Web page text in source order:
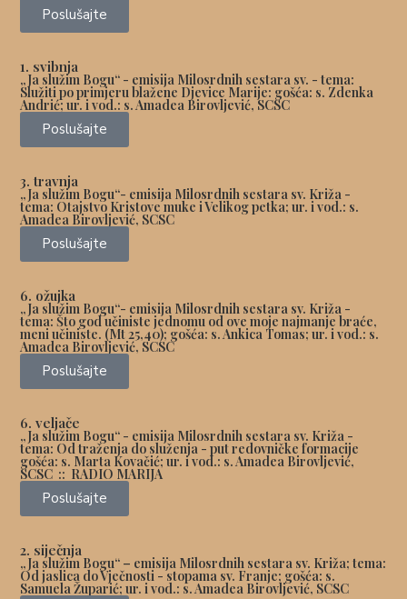
Poslušajte
1. svibnja
„Ja služim Bogu“ - emisija Milosrdnih sestara sv. - tema:
Služiti po primjeru blažene Djevice Marije: gošća: s. Zdenka
Andrić; ur. i vod.: s. Amadea Birovljević, SCSC
Poslušajte
3. travnja
„Ja služim Bogu“- emisija Milosrdnih sestara sv. Križa -
tema: Otajstvo Kristove muke i Velikog petka; ur. i vod.: s.
Amadea Birovljević, SCSC
Poslušajte
6. ožujka
„Ja služim Bogu“- emisija Milosrdnih sestara sv. Križa -
tema: Što god učiniste jednomu od ove moje najmanje braće,
meni učiniste. (Mt 25,40); gošća: s. Ankica Tomas;ur. i vod.: s.
Amadea Birovljević, SCSC
Poslušajte
6. veljače
„Ja služim Bogu“ - emisija Milosrdnih sestara sv. Križa -
tema: Od traženja do služenja - put redovničke formacije
gošća: s. Marta Kovačić; ur. i vod.: s. Amadea Birovljević,
SCSC :: RADIO MARIJA
Poslušajte
2. siječnja
„Ja služim Bogu“ – emisija Milosrdnih sestara sv. Križa; tema:
Od jaslica do Vječnosti - stopama sv. Franje; gošća: s.
Samuela Župarić; ur. i vod.: s. Amadea Birovljević, SCSC